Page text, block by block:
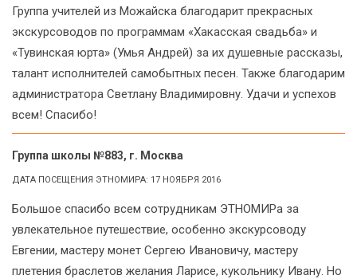
Группа учителей из Можайска благодарит прекрасных
экскурсоводов по программам «Хакасская свадьба» и
«Тувинская юрта» (Умья Андрей) за их душевные рассказы,
талант исполнителей самобытных песен. Также благодарим
администратора Светлану Владимировну. Удачи и успехов
всем! Спасибо!
Группа школы №883, г. Москва
ДАТА ПОСЕЩЕНИЯ ЭТНОМИРА: 17 НОЯБРЯ 2016
Большое спасибо всем сотрудникам ЭТНОМИРа за
увлекательное путешествие, особенно экскурсоводу
Евгении, мастеру монет Сергею Ивановичу, мастеру
плетения браслетов желания Ларисе, кукольнику Ивану. Но